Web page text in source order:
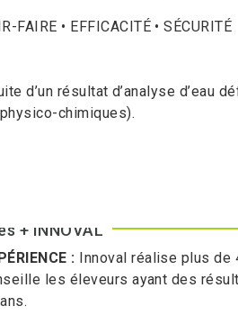
FAIRE • EFFICACITÉ • SÉCURITÉ
d’un résultat d’analyse d’eau
chimiques).
+ INNOVAL
: Innoval réalise plus de
les éleveurs ayant des